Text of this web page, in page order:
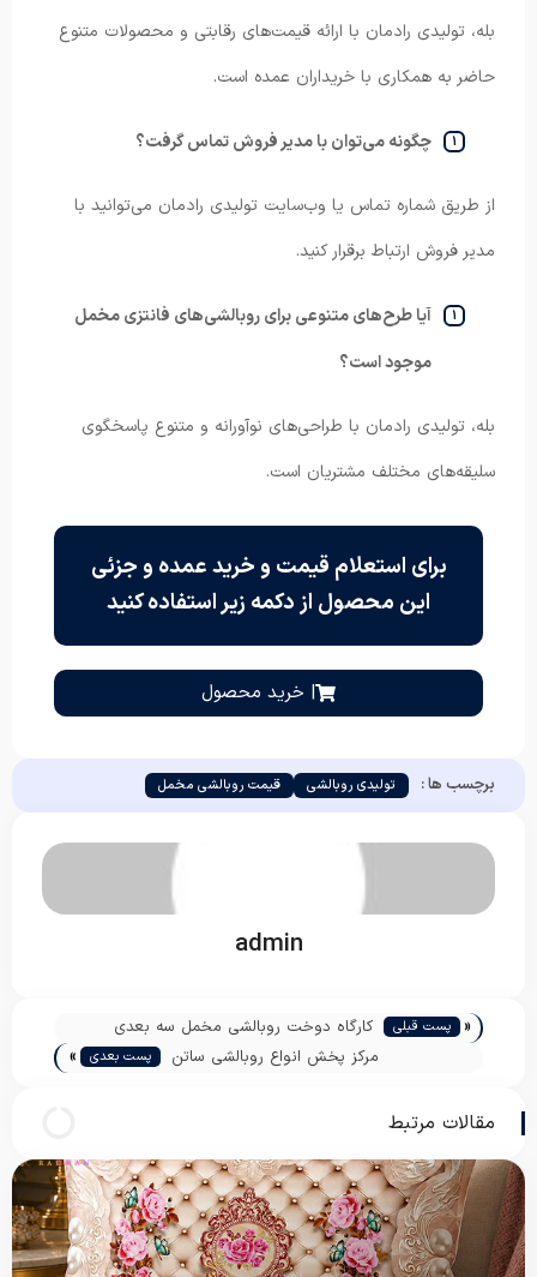
بله، تولیدی رادمان با ارائه قیمت‌های رقابتی و محصولات متنوع
حاضر به همکاری با خریداران عمده است.
چگونه می‌توان با مدیر فروش تماس گرفت؟
از طریق شماره تماس یا وب‌سایت تولیدی رادمان می‌توانید با
مدیر فروش ارتباط برقرار کنید.
آیا طرح‌های متنوعی برای روبالشی‌های فانتزی مخمل
موجود است؟
بله، تولیدی رادمان با طراحی‌های نوآورانه و متنوع پاسخگوی
سلیقه‌های مختلف مشتریان است.
برای استعلام قیمت و خرید عمده و جزئی
این محصول از دکمه زیر استفاده کنید
| خرید محصول
برچسب ها : تولیدی روبالشی قیمت روبالشی مخمل
admin
« پست قبلی
کارگاه دوخت روبالشی مخمل سه بعدی
مرکز پخش انواع روبالشی ساتن
پست بعدی »
مقالات مرتبط